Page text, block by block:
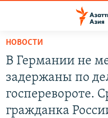
Вернуться
основному
содержанию
Вернутся
главной
КАЗАХСТАН
НОВОСТИ
ВОЙНА В УКРАИНЕ
НА ДРУГИХ ЯЗЫКАХ
НОВОСТИ
В Германии не
задержаны по
госперевороте.
гражданка